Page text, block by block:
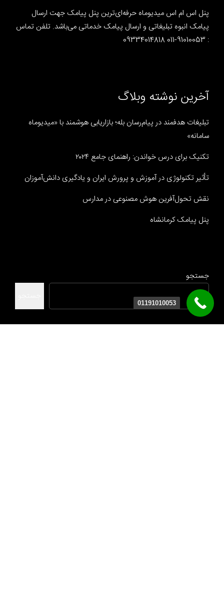
پنل اس ام اس میدیوماه حرفه‌ای‌ترین پنل پیامک جهت ارسال
پیامک انبوه تبلیغاتی و ارسال پیامک خدماتی می‌باشد. تلفن تماس
: 91010053-011 09334014818
آخرین نوشته وبلاگ
تبلیغات هدفمند در پیام‌رسان بله؛ بازاریابی هوشمند با «میدیوماه
سامانه»
تکنیک برای درس خواندن: راهنمای جامع ۲۰۲۴
تأثیر تکنولوژی در آموزش و پرورش ایران و یادگیری دانش‌آموزان
نقش تحول‌آفرین هوش مصنوعی در مدارس
پنل پیامک کرمانشاه
جستجو
01191010053